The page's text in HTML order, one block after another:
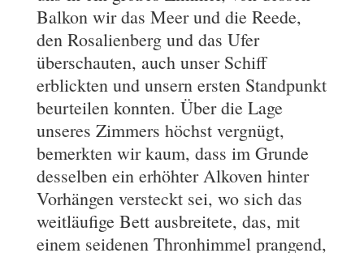
Balkon wir das Meer und die Reede,
den Rosalienberg und das Ufer
überschauten, auch unser Schiff
erblickten und unsern ersten Standpunkt
beurteilen konnten. Über die Lage
unseres Zimmers höchst vergnügt,
bemerkten wir kaum, dass im Grunde
desselben ein erhöhter Alkoven hinter
Vorhängen versteckt sei, wo sich das
weitläufige Bett ausbreitete, das, mit
einem seidenen Thronhimmel prangend,